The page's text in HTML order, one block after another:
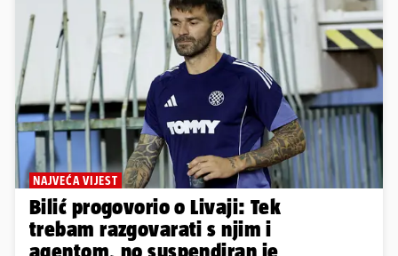
NAJVEĆA VIJEST
Bilić progovorio o Livaji: Tek
trebam razgovarati s njim i
agentom, no suspendiran je